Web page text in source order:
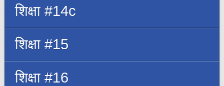
शिक्षा #14c
शिक्षा #15
शिक्षा #16